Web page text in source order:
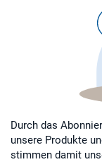
Durch das
unsere Produkte
stimmen damit